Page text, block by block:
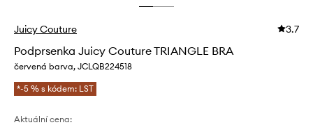
Juicy Couture 3.7
Podprsenka Juicy Couture TRIANGLE BRA
červená barva, JCLQB224518
*-5 % s kódem: LST
Aktuální cena: